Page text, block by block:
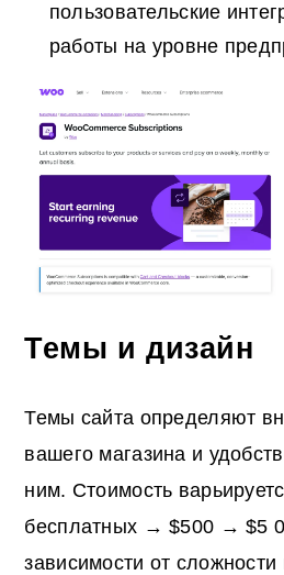
пользовательские
работы на уровне
Темы и дизайн
Темы сайта определяют
вашего магазина и
ним. Стоимость
бесплатных → $500 → $5
зависимости от сложности